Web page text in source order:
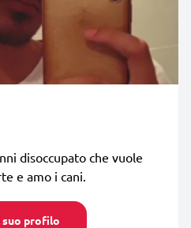
disoccupato che vuole
e amo i cani.
suo profilo